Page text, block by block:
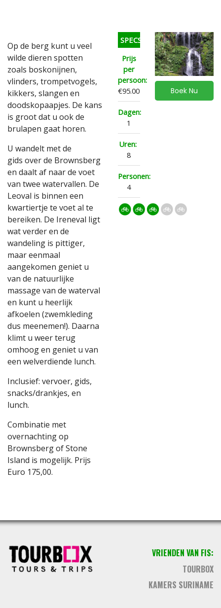
Boek Nu
SPECS
Prijs
per
persoon:
€95.00
Dagen:
1
Uren:
8
Personen:
4
Op de berg kunt u veel
wilde dieren spotten
zoals boskonijnen,
vlinders, trompetvogels,
kikkers, slangen en
doodskopaapjes. De kans
is groot dat u ook de
brulapen gaat horen.
U wandelt met de
gids over de Brownsberg
en daalt af naar de voet
van twee watervallen. De
Leoval is binnen een
kwartiertje te voet al te
bereiken. De Ireneval ligt
wat verder en de
wandeling is pittiger,
maar eenmaal
aangekomen geniet u
van de natuurlijke
massage van de waterval
en kunt u heerlijk
afkoelen (zwemkleding
dus meenemen!). Daarna
klimt u weer terug
omhoog en geniet u van
een welverdiende lunch.
Inclusief: vervoer, gids,
snacks/drankjes, en
lunch.
Combinatie met
overnachting op
Brownsberg of Stone
Island is mogelijk. Prijs
Euro 175,00.
VRIENDEN VAN FIS:
TOURBOX
KAMERS SURINAME